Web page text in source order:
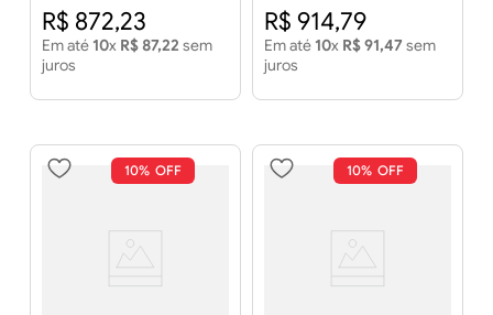
R$ 872,23
Em até 10x R$87,22 sem
juros
R$ 914,79
Em até 10x R$91,47 sem
juros
10% 10%